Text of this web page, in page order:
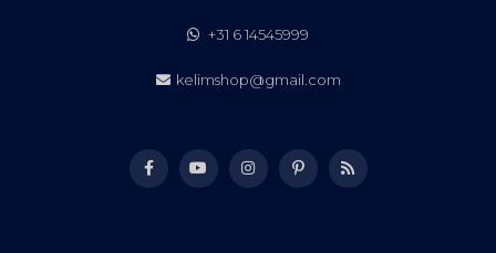
+31 6 14545999
kelimshop@gmail.com